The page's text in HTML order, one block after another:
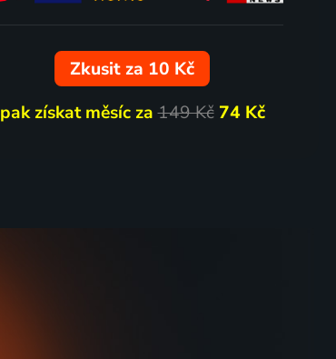
Zkusit za 10 Kč
pak získat měsíc za149 Kč 74 Kč